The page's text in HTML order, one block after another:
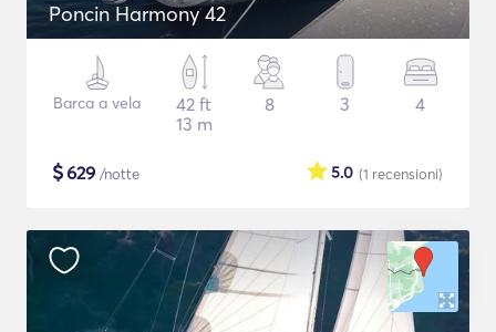
Poncin Harmony 42
Barca a vela
42 ft
13 m
8 3 4
$629 /notte (1 recensioni)
5.0